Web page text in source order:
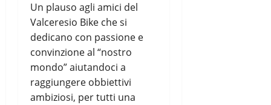
Un plauso agli amici del
Valceresio Bike che si
dedicano con passione e
convinzione al “nostro
mondo” aiutandoci a
raggiungere obbiettivi
ambiziosi, per tutti una